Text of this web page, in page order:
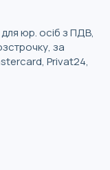
юр. осіб з ПДВ,
за
Privat24,